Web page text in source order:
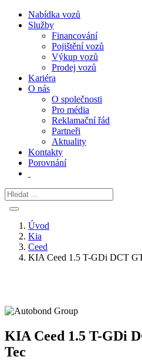
Nabídka vozů
Služby
Financování
Pojištění vozů
Výkup vozů
Prodej vozů
Kariéra
O nás
O společnosti
Pro média
Reklamační řád
Partneři
Aktuality
Kontakty
Porovnání
Úvod
Kia
Ceed
KIA Ceed 1.5 T-GDi DCT
KIA Ceed 1.5 T-GDi
Tec